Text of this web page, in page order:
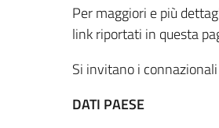
Per maggiori e più
link riportati in questa
Si invitano i
DATI PAESE